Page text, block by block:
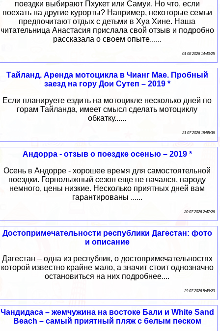
поездки выбирают Пхукет или Самуи. Но что, если
поехать на другие курорты? Например, некоторые семьи
предпочитают отдых с детьми в Хуа Хине. Наша
читательница Анастасия прислала свой отзыв и подробно
рассказала о своем опыте......
01 08 2026 14:40:25
Тайланд. Аренда мотоцикла в Чианг Мае. Пробный
заезд на гору Дои Сутеп – 2019 *
Если планируете ездить на мотоцикле несколько дней по
горам Тайланда, имеет смысл сделать мотоциклу
обкатку......
31 07 2026 18:55:36
Андорра - отзыв о поездке осенью – 2019 *
Осень в Андорре - хорошее время для самостоятельной
поездки. Горнолыжный сезон еще не начался, народу
немного, цены низкие. Несколько приятных дней вам
гарантированы ......
30 07 2026 2:47:26
Достопримечательности республики Дагестан: фото
и описание
Дагестан – одна из республик, о достопримечательностях
которой известно крайне мало, а значит стоит однозначно
остановиться на них подробнее....
29 07 2026 5:49:20
Чандидаса – жемчужина на востоке Бали и White Sand
Beach – самый приятный пляж с белым песком